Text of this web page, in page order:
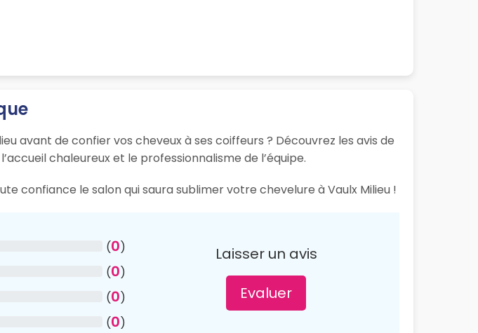
avant de confier vos cheveux à ses coiffeurs ? Découvrez les avis de
chaleureux et le professionnalisme de l’équipe.
confiance le salon qui saura sublimer votre chevelure à Vaulx Milieu !
(0)
(0)
(0)
(0)
Laisser un avis
Evaluer